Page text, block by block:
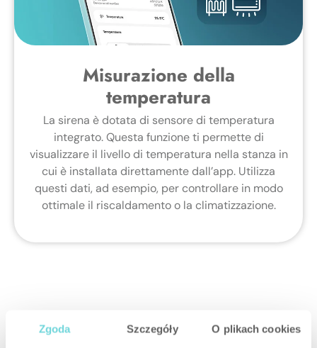
Zgoda Szczegóły O plikach cookies
Misurazione della
temperatura
La sirena è dotata di sensore di temperatura
integrato. Questa funzione ti permette di
visualizzare il livello di temperatura nella stanza in
cui è installata direttamente dall’app. Utilizza
questi dati, ad esempio, per controllare in modo
ottimale il riscaldamento o la climatizzazione.